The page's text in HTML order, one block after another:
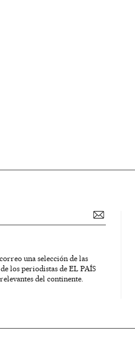
una selección de las
los periodistas de EL PAÍS
del continente.